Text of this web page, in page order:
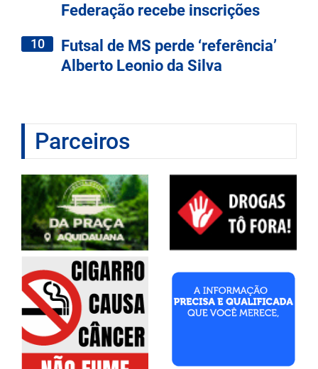
Federação recebe inscrições
10
Futsal de MS perde ‘referência’
Alberto Leonio da Silva
Parceiros